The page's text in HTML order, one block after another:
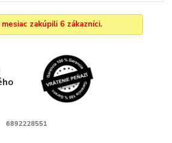
zakúpili 6 zákazníci.
6892228551